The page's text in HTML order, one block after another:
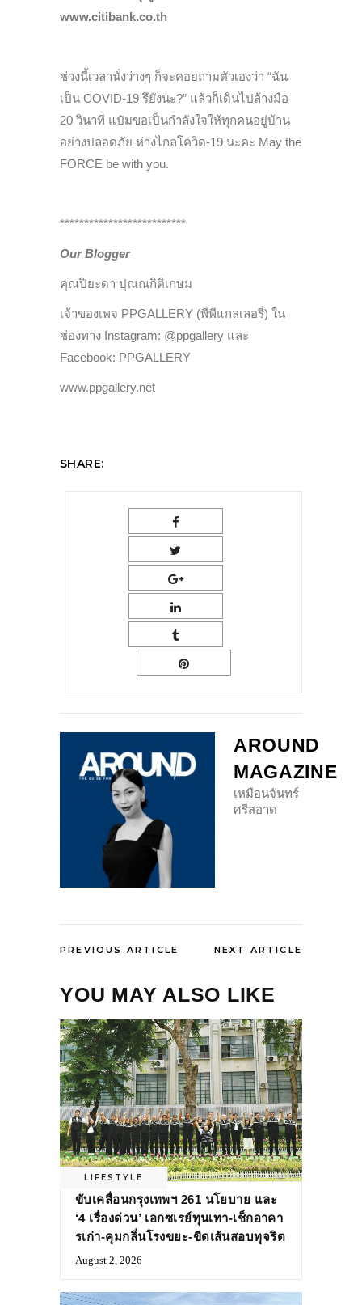
www.citibank.co.th
ช่วงนี้เวลานั่งว่างๆ ก็จะคอยถามตัวเองว่า “ฉัน
เป็น COVID-19 รึยังนะ?” แล้วก็เดินไปล้างมือ
20 วินาที แป๋มขอเป็นกำลังใจให้ทุกคนอยู่บ้าน
อย่างปลอดภัย ห่างไกลโควิด-19 นะคะ May the
FORCE be with you.
**************************
Our Blogger
คุณปิยะดา ปุณณกิติเกษม
เจ้าของเพจ PPGALLERY (พีพีแกลเลอรี่) ใน
ช่องทาง Instagram: @ppgallery และ
Facebook: PPGALLERY
www.ppgallery.net
SHARE:
AROUND
MAGAZINE
เหมือนจันทร์
ศรีสอาด
PREVIOUS ARTICLE NEXT ARTICLE
YOU MAY ALSO LIKE
LIFESTYLE
ขับเคลื่อนกรุงเทพฯ 261 นโยบาย และ
‘4 เรื่องด่วน’ เอกซเรย์ทุนเทา-เช็กอาคา
รเก่า-คุมกลิ่นโรงขยะ-ขีดเส้นสอบทุจริต
August 2, 2026